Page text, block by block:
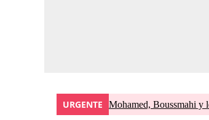
URGENTE Mohamed, Boussmahi y